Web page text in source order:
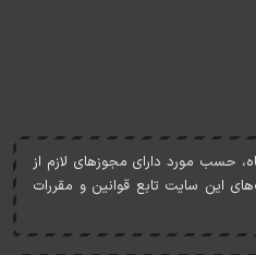
حسب مورد دارای مجوزهای لازم از
اين سايت تابع قوانين و مقررات